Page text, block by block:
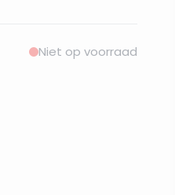
Niet op voorraad